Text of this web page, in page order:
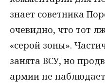
знает советника
очевидно, что тот
«серой зоны».
занята ВСУ, но
армии не